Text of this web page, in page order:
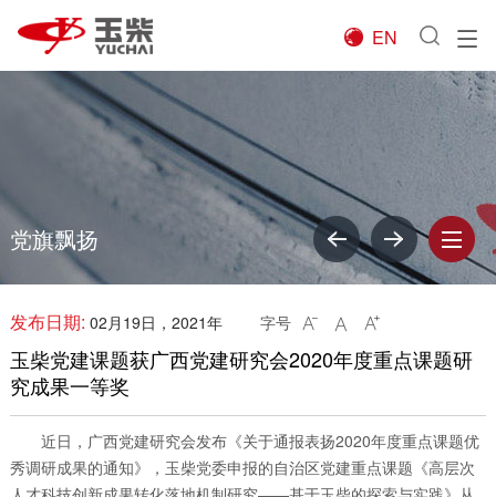

EN
党旗飘扬
发布日期: 02月19日，2021年 字号   
玉柴党建课题获广西党建研究会2020年度重点课题研
究成果一等奖
近日，广西党建研究会发布《关于通报表扬2020年度重点课题优
秀调研成果的通知》，玉柴党委申报的自治区党建重点课题《高层次